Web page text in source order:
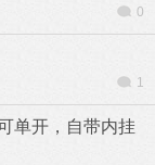
0
1
单开，自带内挂